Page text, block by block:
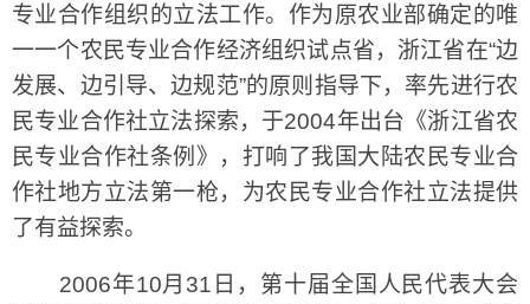
专业合作组织的立法工作。作为原农业部确定的唯
一一个农民专业合作经济组织试点省，浙江省在“边
发展、边引导、边规范”的原则指导下，率先进行农
民专业合作社立法探索，于2004年出台《浙江省农
民专业合作社条例》，打响了我国大陆农民专业合
作社地方立法第一枪，为农民专业合作社立法提供
了有益探索。
2006年10月31日，第十届全国人民代表大会